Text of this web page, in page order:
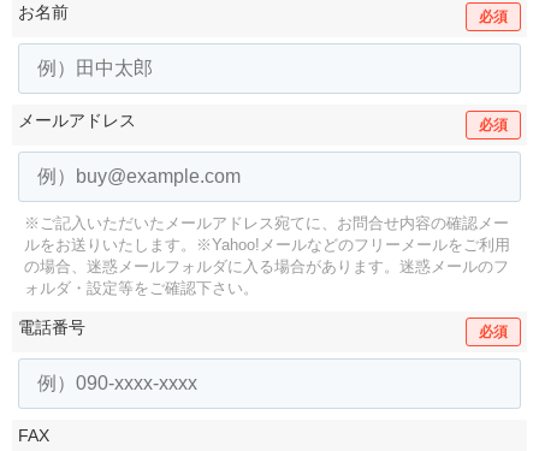
お名前 必須
メールアドレス 必須
※ご記入いただいたメールアドレス宛てに、お問合せ内容の確認メー
ルをお送りいたします。
※Yahoo!メールなどのフリーメールをご利用
の場合、迷惑メールフォルダに入る場合があります。 迷惑メールのフ
ォルダ・設定等をご確認下さい。
電話番号 必須
FAX